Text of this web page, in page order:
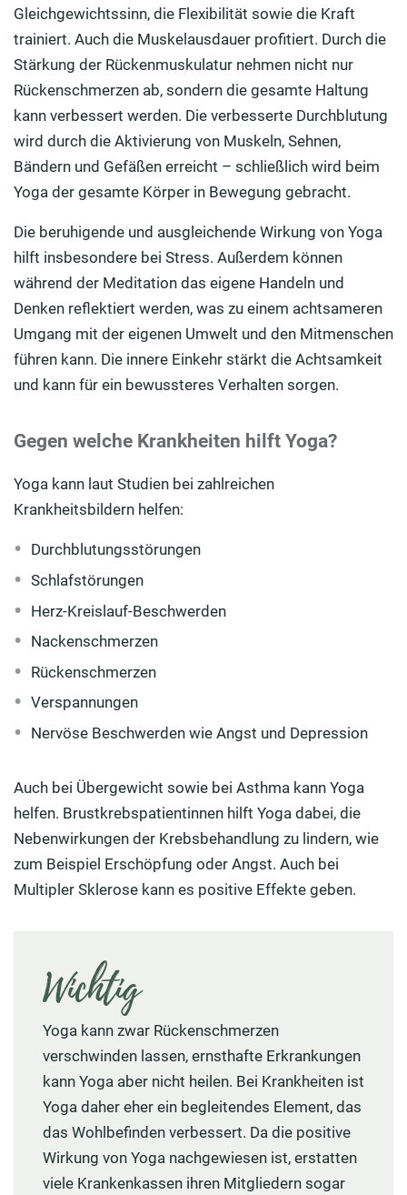
Gleichgewichtssinn, die Flexibilität sowie die Kraft
trainiert. Auch die Muskelausdauer profitiert. Durch die
Stärkung der Rückenmuskulatur nehmen nicht nur
Rückenschmerzen ab, sondern die gesamte Haltung
kann verbessert werden. Die verbesserte Durchblutung
wird durch die Aktivierung von Muskeln, Sehnen,
Bändern und Gefäßen erreicht – schließlich wird beim
Yoga der gesamte Körper in Bewegung gebracht.
Die beruhigende und ausgleichende Wirkung von Yoga
hilft insbesondere bei Stress. Außerdem können
während der Meditation das eigene Handeln und
Denken reflektiert werden, was zu einem achtsameren
Umgang mit der eigenen Umwelt und den Mitmenschen
führen kann. Die innere Einkehr stärkt die Achtsamkeit
und kann für ein bewussteres Verhalten sorgen.
Gegen welche Krankheiten hilft Yoga?
Yoga kann laut Studien bei zahlreichen
Krankheitsbildern helfen:
Durchblutungsstörungen
Schlafstörungen
Herz-Kreislauf-Beschwerden
Nackenschmerzen
Rückenschmerzen
Verspannungen
Nervöse Beschwerden wie Angst und Depression
Auch bei Übergewicht sowie bei Asthma kann Yoga
helfen. Brustkrebspatientinnen hilft Yoga dabei, die
Nebenwirkungen der Krebsbehandlung zu lindern, wie
zum Beispiel Erschöpfung oder Angst. Auch bei
Multipler Sklerose kann es positive Effekte geben.
Wichtig
Yoga kann zwar Rückenschmerzen
verschwinden lassen, ernsthafte Erkrankungen
kann Yoga aber nicht heilen. Bei Krankheiten ist
Yoga daher eher ein begleitendes Element, das
das Wohlbefinden verbessert. Da die positive
Wirkung von Yoga nachgewiesen ist, erstatten
viele Krankenkassen ihren Mitgliedern sogar